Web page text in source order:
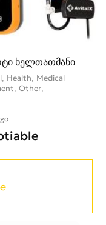
ხელთათმანი
Health, Medical
Other